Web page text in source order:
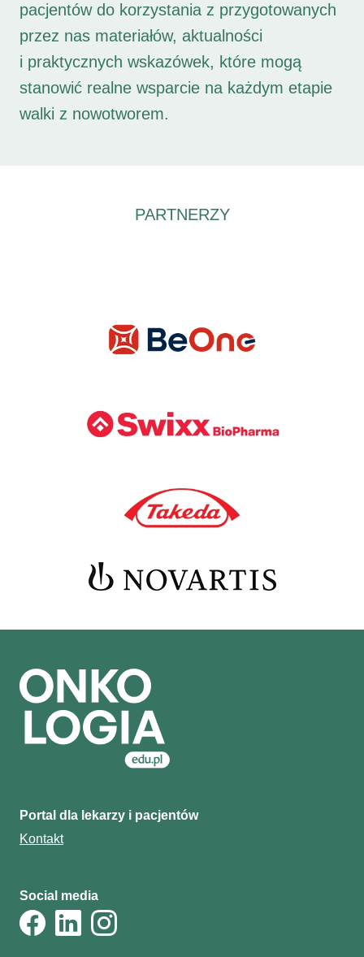
pacjentów do korzystania z przygotowanych
przez nas materiałów, aktualności
i praktycznych wskazówek, które mogą
stanowić realne wsparcie na każdym etapie
walki z nowotworem.
PARTNERZY
Portal dla lekarzy i pacjentów
Kontakt
Social media